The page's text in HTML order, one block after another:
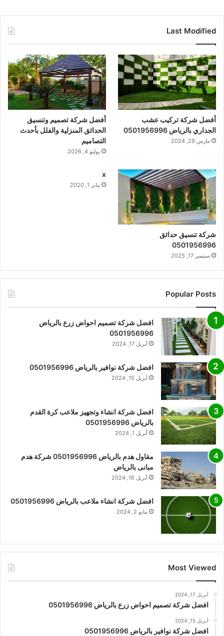
Last Modified
أفضل شركة تركيب عشب
الجداري بالرياض 0501956996
مارس 29, 2024
أفضل شركة تصميم وتنسيق
الحدائق المنزلية والفلل بأحدث
التصاميم
يوليو 4, 2026
شركة تنسيق حدائق
0501956996
سبتمبر 17, 2025
x
يناير 1, 2020
Popular Posts
افضل شركة تصميم احواض زرع بالرياض
0501956996
أبريل 17, 2024
افضل شركة نوافير بالرياض 0501956996
أبريل 15, 2024
افضل شركة انشاء وتجهيز ملاعب كرة القدم
بالرياض 0501956996
أبريل 1, 2024
مقاول هدم بالرياض 0501956996 شركة هدم
مبانى بالرياض
أبريل 16, 2024
افضل شركة انشاء ملاعب بالرياض 0501956996
مايو 2, 2024
Most Viewed
أبريل 17, 2024
افضل شركة تصميم احواض زرع بالرياض 0501956996
أبريل 15, 2024
افضل شركة نوافير بالرياض 0501956996